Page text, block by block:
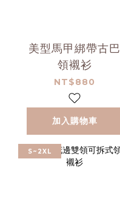
美型馬甲綁帶古巴
領襯衫
NT$880
加入購物車
S~2XL